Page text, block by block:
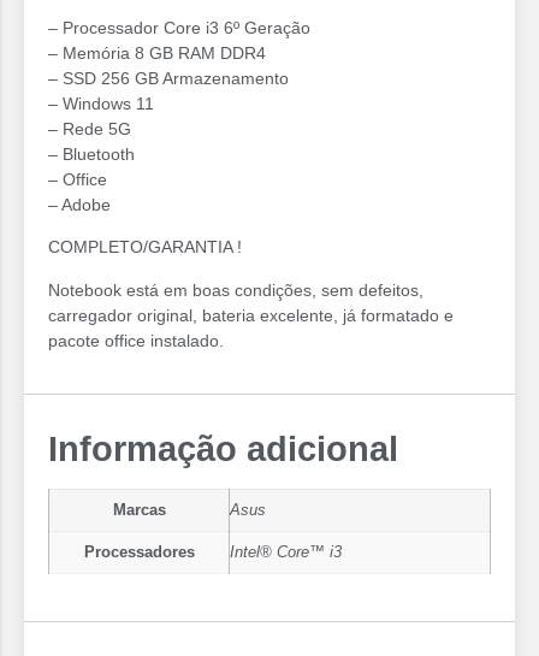
– Processador Core i3 6º Geração
– Memória 8 GB RAM DDR4
– SSD 256 GB Armazenamento
– Windows 11
– Rede 5G
– Bluetooth
– Office
– Adobe
COMPLETO/GARANTIA !
Notebook está em boas condições, sem defeitos,
carregador original, bateria excelente, já formatado e
pacote office instalado.
Informação adicional
Marcas Asus
Processadores Intel® Core™ i3